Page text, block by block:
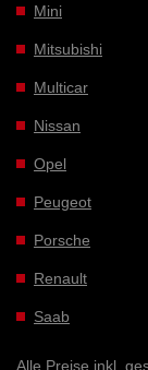
Mini
Mitsubishi
Multicar
Nissan
Opel
Peugeot
Porsche
Renault
Saab
Alle Preise inkl.